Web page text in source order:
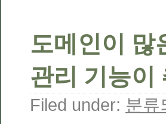
도메인이 많
관리 기능이
Filed under: 분류